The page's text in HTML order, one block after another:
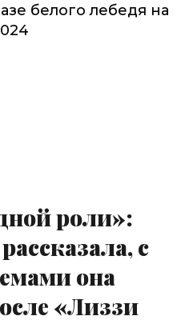
белого лебедя на
роли»:
с
она
«Лиззи